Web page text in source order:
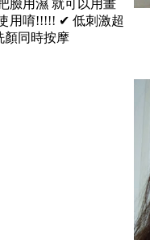
臉用濕 就可以用畫
用唷!!!!! ✔ 低刺激超
同時按摩